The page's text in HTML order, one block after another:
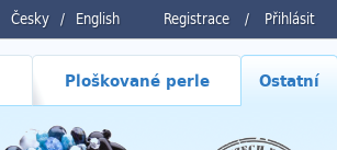
Registrace / Přihlásit
Česky / English
Ploškované perle Ostatní